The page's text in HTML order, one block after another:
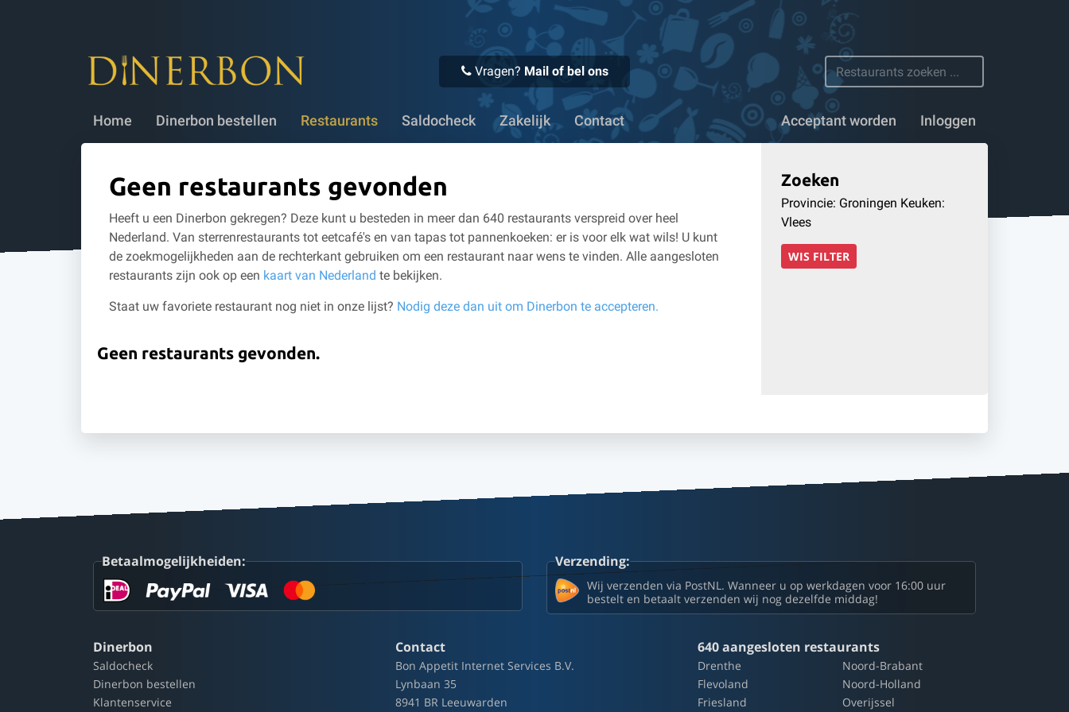
Vragen? Mail of bel ons
Home Dinerbon bestellen Restaurants Saldocheck Zakelijk Contact Acceptant worden Inloggen
✔ Voor 16:00 uur besteld, vandaag verstuurd ✔ Meer dan 1100 restaurants
Geen restaurants gevonden
Heeft u een Dinerbon gekregen? Deze kunt u besteden in meer dan 640 restaurants verspreid over heel
Nederland. Van sterrenrestaurants tot eetcafé's en van tapas tot pannenkoeken: er is voor elk wat wils! U kunt
de zoekmogelijkheden aan de rechterkant gebruiken om een restaurant naar wens te vinden. Alle aangesloten
restaurants zijn ook op een kaart van Nederland te bekijken.
Staat uw favoriete restaurant nog niet in onze lijst? Nodig deze dan uit om Dinerbon te accepteren.
Geen restaurants gevonden.
Zoeken
Provincie: Groningen Keuken:
Vlees
WIS FILTER
Betaalmogelijkheiden: Verzending:
Wij verzenden via PostNL. Wanneer u op werkdagen voor 16:00 uur
bestelt en betaalt verzenden wij nog dezelfde middag!
Dinerbon
Saldocheck
Dinerbon bestellen
Klantenservice
Contact
Bon Appetit Internet Services B.V.
Lynbaan 35
8941 BR Leeuwarden
640 aangesloten restaurants
Drenthe
Flevoland
Friesland
Noord-Brabant
Noord-Holland
Overijssel